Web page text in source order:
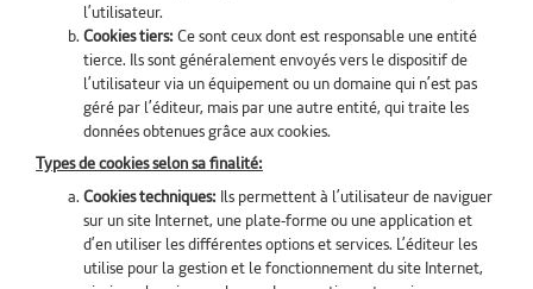
l’utilisateur.
Cookies tiers: Ce sont ceux dont est responsable une entité
tierce. Ils sont généralement envoyés vers le dispositif de
l’utilisateur via un équipement ou un domaine qui n’est pas
géré par l’éditeur, mais par une autre entité, qui traite les
données obtenues grâce aux cookies.
Types de cookies selon sa finalité:
Cookies techniques: Ils permettent à l’utilisateur de naviguer
sur un site Internet, une plate-forme ou une application et
d’en utiliser les différentes options et services. L’éditeur les
utilise pour la gestion et le fonctionnement du site Internet,